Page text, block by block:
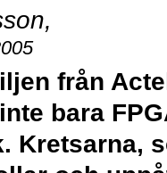
,
från
bara
Kretsarna,